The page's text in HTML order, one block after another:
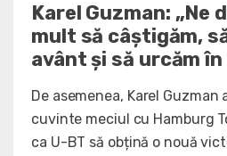
Karel Guzman: „Ne
mult să câștigăm,
avânt și să urcăm
De asemenea, Karel
cuvinte meciul cu Hamburg
ca U-BT să obțină o nouă